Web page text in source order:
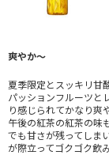
爽やか〜
夏季限定とスッキリ甘
パッションフルーツと
り感じられてかなり爽
午後の紅茶の紅茶の味
でも甘さが残ってしま
が際立ってゴクゴク飲